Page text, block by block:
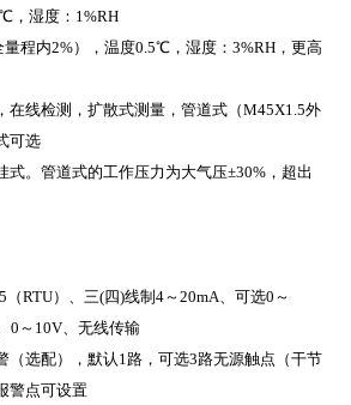
℃，湿度： 1%RH
量程内2%），温度0.5℃，湿度： 3%RH ，更高
在线检测，扩散式测量，管道式（M45X1.5外
可选
式。管道式的工作压力为大气压±30% ，超出
（RTU）、三(四)线制 4～20mA 、可选0 ～
0 ～ 10V 、无线传输
（选配），默认 1 路，可选3路无源触点（干节
警点可设置